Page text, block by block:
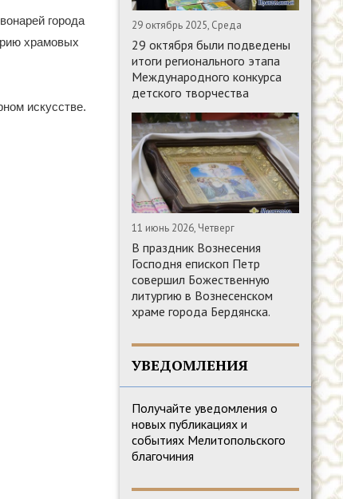
города
храмовых
искусстве.
29 октябрь 2025, Среда
29 октября были подведены
итоги регионального этапа
Международного конкурса
детского творчества
11 июнь 2026, Четверг
В праздник Вознесения
Господня епископ Петр
совершил Божественную
литургию в Вознесенском
храме города Бердянска.
УВЕДОМЛЕНИЯ
Получайте уведомления о
новых публикациях и
событиях Мелитопольского
благочиния